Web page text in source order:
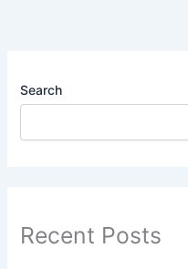
Search
Recent Posts